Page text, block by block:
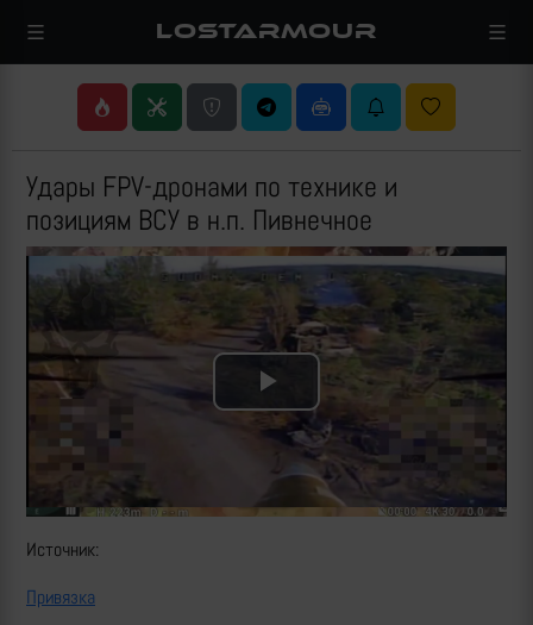
LOSTARMOUR
Удары FPV-дронами по технике и
позициям ВСУ в н.п. Пивнечное
Play
Video
Источник:
Привязка